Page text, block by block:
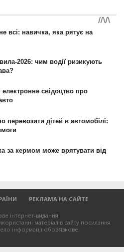
РЕКЛАМА НА САЙТЕ
інтернет-видання.
матеріалів сайту посилання
інформації обов'язкове.